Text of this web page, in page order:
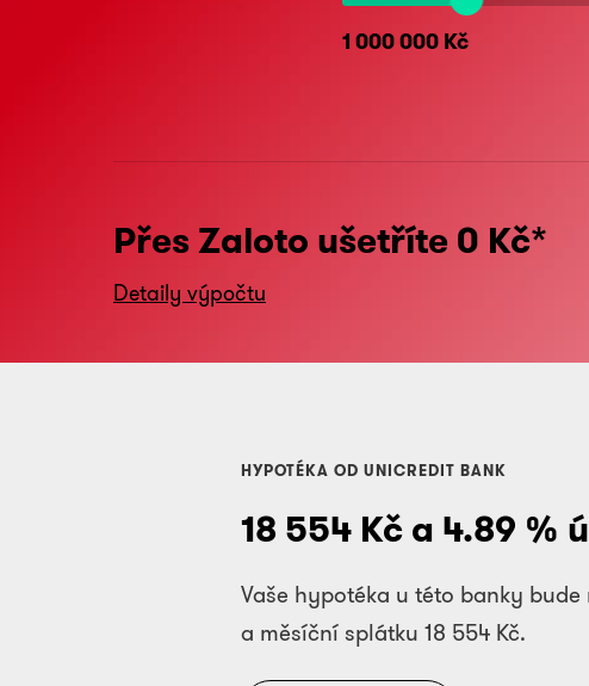
1 000 000 Kč
Přes Zaloto ušetříte 0 Kč*
Detaily výpočtu
HYPOTÉKA OD UNICREDIT BANK
18 554 Kč a 4.89 %
Vaše hypotéka u této banky bude
a měsíční splátku 18 554 Kč.